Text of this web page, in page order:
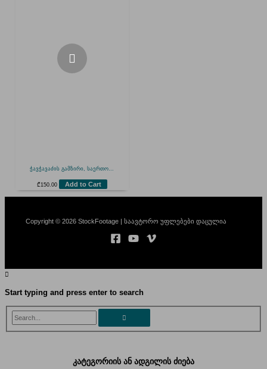
ჭავჭავაძის გამზირი, საერთო...
₾ 150.00 Add to Cart
Copyright © 2026 StockFootage | საავტორო უფლებები დაცულია
Start typing and press enter to search
კატეგორიის ან ადგილის ძიება